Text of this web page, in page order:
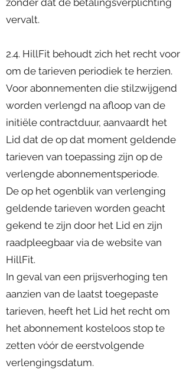
zonder dat de betalingsverplichting
vervalt.
2.4. HillFit behoudt zich het recht voor
om de tarieven periodiek te herzien.
Voor abonnementen die stilzwijgend
worden verlengd na afloop van de
initiële contractduur, aanvaardt het
Lid dat de op dat moment geldende
tarieven van toepassing zijn op de
verlengde abonnementsperiode.
De op het ogenblik van verlenging
geldende tarieven worden geacht
gekend te zijn door het Lid en zijn
raadpleegbaar via de website van
HillFit.
In geval van een prijsverhoging ten
aanzien van de laatst toegepaste
tarieven, heeft het Lid het recht om
het abonnement kosteloos stop te
zetten vóór de eerstvolgende
verlengingsdatum.